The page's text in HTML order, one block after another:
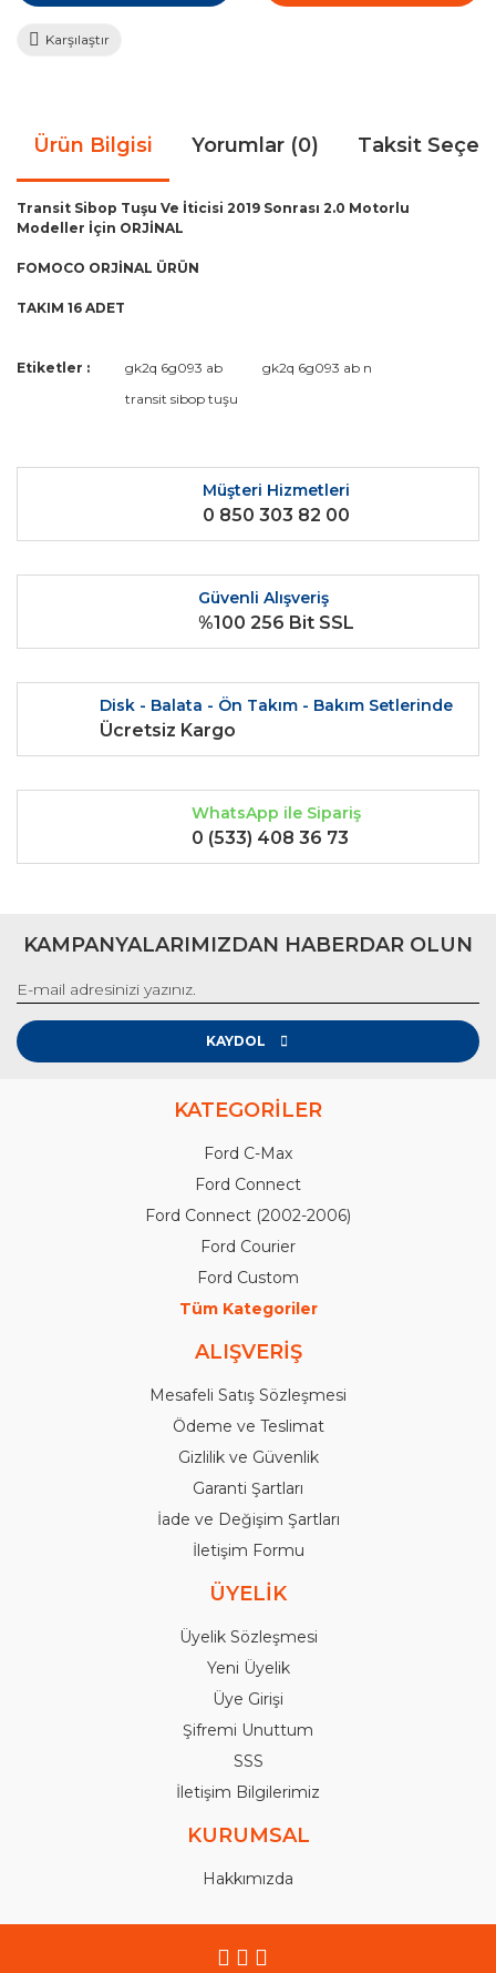
Karşılaştır
Ürün Bilgisi Yorumlar (0) Taksit
Transit Sibop Tuşu Ve İticisi 2019 Sonrası 2.0 Motorlu
Modeller İçin ORJİNAL
FOMOCO ORJİNAL ÜRÜN
TAKIM 16 ADET
Bu ürüne ilk yorumu siz yapın!
Yorum Yaz
Bu ürünün fiyat bilgisi, resim, ürün açıklamalarında ve diğer
kullanarak tarafımıza iletebilirsiniz.
Ürün resmi kalitesiz, bozuk veya görüntülenemiyor.
Ürün açıklamasında eksik bilgiler bulunuyor.
Ürün bilgilerinde hatalar bulunuyor.
Ürün fiyatı diğer sitelerden daha pahalı.
Bu ürüne benzer farklı alternatifler olmalı.
Gönder
Etiketler : gk2q 6g093 ab
gk2q 6g093 ab n
transit sibop tuşu
Müşteri Hizmetleri
0 850 303 82 00
Güvenli Alışveriş
%100 256 Bit SSL
Disk - Balata - Ön Takım - Bakım Setlerinde
Ücretsiz Kargo
WhatsApp ile Sipariş
0 (533) 408 36 73
KAMPANYALARIMIZDAN HABERDAR OLUN
KAYDOL
KATEGORİLER
Ford C-Max
Ford Connect
Ford Connect (2002-2006)
Ford Courier
Ford Custom
Tüm Kategoriler
ALIŞVERİŞ
Mesafeli Satış Sözleşmesi
Ödeme ve Teslimat
Gizlilik ve Güvenlik
Garanti Şartları
İade ve Değişim Şartları
İletişim Formu
ÜYELİK
Üyelik Sözleşmesi
Yeni Üyelik
Üye Girişi
Şifremi Unuttum
SSS
İletişim Bilgilerimiz
KURUMSAL
Hakkımızda